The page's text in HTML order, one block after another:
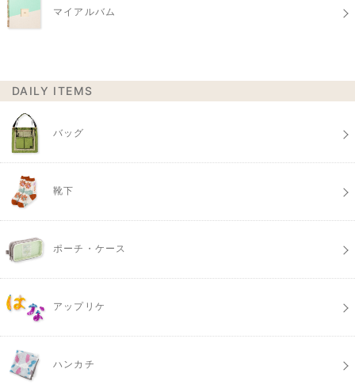
マイアルバム
DAILY ITEMS
バッグ
靴下
ポーチ・ケース
アップリケ
ハンカチ